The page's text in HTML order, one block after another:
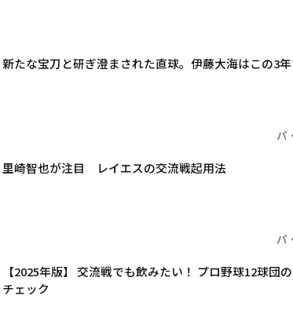
新たな宝刀と研ぎ澄まされた直球。伊藤大海はこの3
パ
里崎智也が注目 レイエスの交流戦起用法
パ
【2025年版】 交流戦でも飲みたい！ プロ野球12球団
チェック